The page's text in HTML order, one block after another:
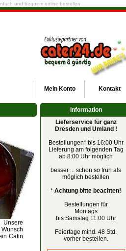
und bequem online bestellen
Kontakt
Mein Konto
Cafin
Information
Lieferservice für ganz
Dresden und Umland !
Bestellungen* bis 16:00 Uhr
Lieferung am folgenden Tag
ab 8:00 Uhr möglich
besser ... schon so früh als
möglich bestellen
*Achtung bitte beachten!
Bestellungen für
Montags
bis Samstag 11:00 Uhr
Feiertage mind. 48 Std.
vorher bestellen.